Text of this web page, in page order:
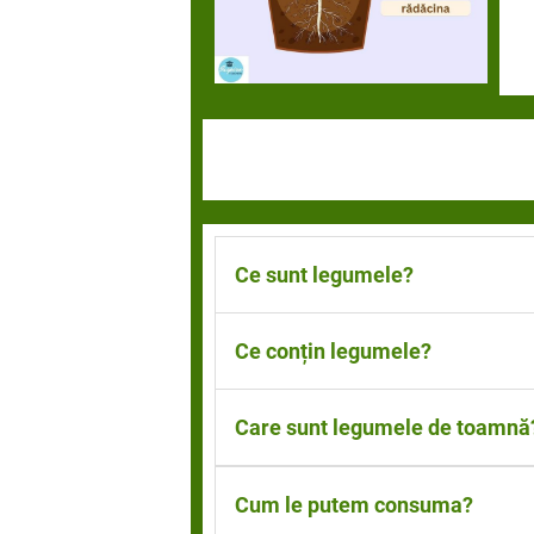
Ce sunt legumele?
Legumele sunt părțile
reprezintă un aliment de bază.
Ce conțin legumele?
Legumele sunt surse
menținerea sănătoasă a
gingiile , sprijină absorbția
Care sunt legumele de
Legumele de toamnă sunt:
Cum le putem consuma?